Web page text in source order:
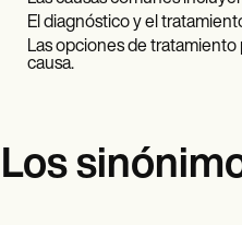
El diagnóstico y el
Las opciones de
causa.
Los